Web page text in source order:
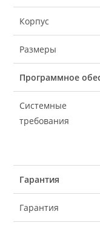
Корпус
Размеры
Программное
Системные
требования
Гарантия
Гарантия